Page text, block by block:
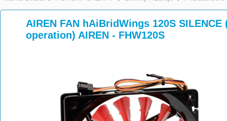
>>
AIREN FAN hAiBridWings 120S
operation) AIREN - FHW120S